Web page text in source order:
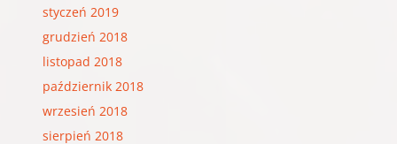
styczeń 2019
grudzień 2018
listopad 2018
październik 2018
wrzesień 2018
sierpień 2018